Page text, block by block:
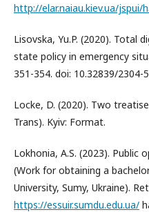
http://elar.naiau.kiev.ua/jspui/
Lisovska, Yu.P. (2020).
state policy in emergency
351-354. doi: 10.32839/2304-
Locke, D. (2020). Two
Trans). Kyiv: Format.
Lokhonia, A.S. (2023). Public
(Work for obtaining a
University, Sumy, Ukraine).
https://essuir.sumdu.edu.ua/